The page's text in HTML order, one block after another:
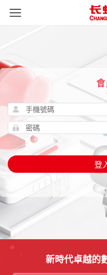
登
新時代卓越的